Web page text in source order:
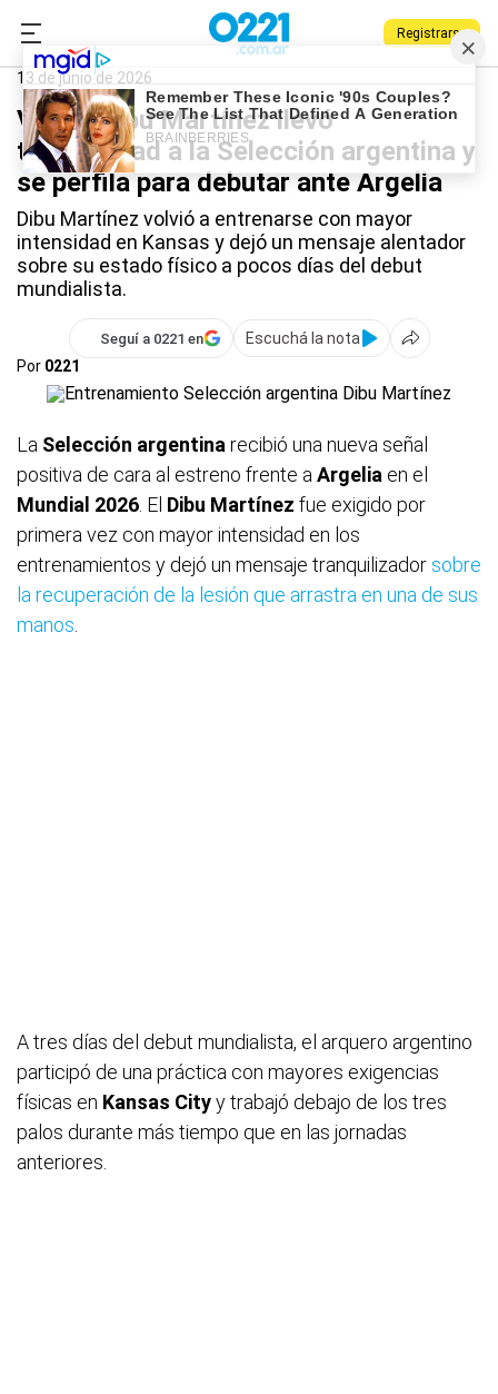
Registrarse
0221.com.ar
Dibu Martínez
13 de junio de 2026
Video: Dibu Martínez llevó
tranquilidad a la Selección argentina y
se perfila para debutar ante Argelia
Dibu Martínez volvió a entrenarse con mayor
intensidad en Kansas y dejó un mensaje alentador
sobre su estado físico a pocos días del debut
mundialista.
Seguí a 0221 en
Escuchá la nota
Por 0221
La Selección argentina recibió una nueva señal
positiva de cara al estreno frente a Argelia en el
Mundial 2026 . El Dibu Martínez fue exigido por
primera vez con mayor intensidad en los
entrenamientos y dejó un mensaje tranquilizador sobre
la recuperación de la lesión que arrastra en una de sus
manos
A tres días del debut mundialista, el arquero argentino
participó de una práctica con mayores exigencias
físicas en Kansas Cityy trabajó debajo de los tres
palos durante más tiempo que en las jornadas
anteriores.